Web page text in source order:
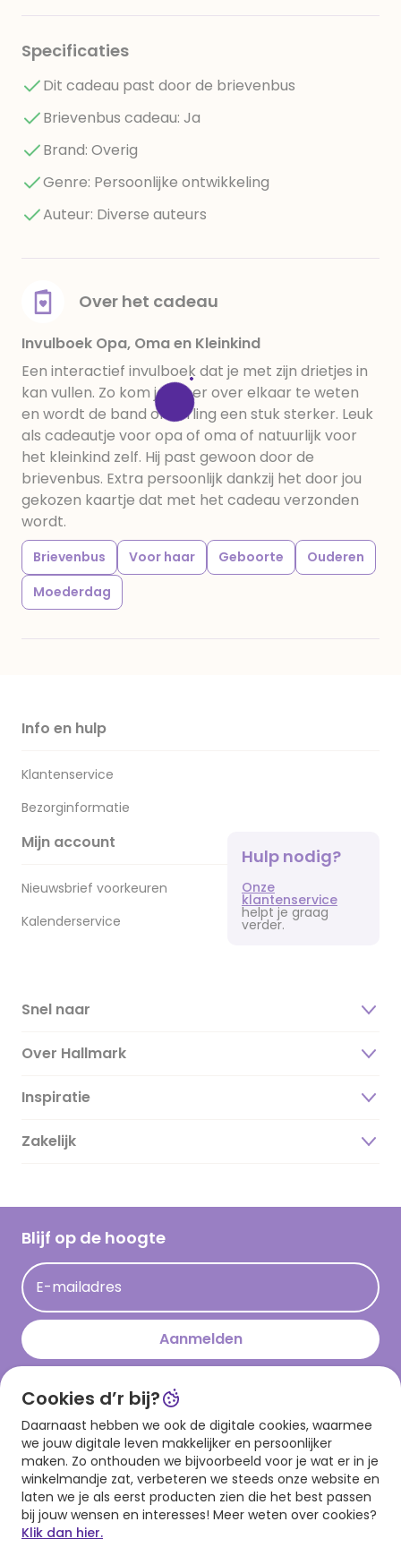
Specificaties
Dit cadeau past door de brievenbus
Brievenbus cadeau: Ja
Brand: Overig
Genre: Persoonlijke ontwikkeling
Auteur: Diverse auteurs
Over het cadeau
Invulboek Opa, Oma en Kleinkind
Een interactief invulboek dat je met zijn drietjes in
kan vullen. Zo kom je meer over elkaar te weten
en wordt de band onderling een stuk sterker. Leuk
als cadeautje voor opa of oma of natuurlijk voor
het kleinkind zelf. Hij past gewoon door de
brievenbus. Extra persoonlijk dankzij het door jou
gekozen kaartje dat met het cadeau verzonden
wordt.
Brievenbus Voor haar Geboorte
Ouderen
Moederdag
Info en hulp
Klantenservice
Bezorginformatie
Mijn account
Nieuwsbrief voorkeuren
Kalenderservice
Hulp nodig?
Onze
klantenservice
helpt je graag
verder.
Snel naar
Over Hallmark
Over ons
Duurzaamheid
Hallmark Kaartclub
Acties
Persberichten
Hallmark en Kinderpostzegels
Inspiratie
Magazine
Cadeau inspiratie
Kaartinspiratie
Zakelijk
Blijf op de hoogte
E-mailadres
Aanmelden
Download onze app
Cookies d’r bij?
Daarnaast hebben we ook de digitale cookies, waarmee
we jouw digitale leven makkelijker en persoonlijker
maken. Zo onthouden we bijvoorbeeld voor je wat er in je
winkelmandje zat, verbeteren we steeds onze website en
laten we je als eerst producten zien die het best passen
bij jouw wensen en interesses! Meer weten over cookies?
Klik dan hier.